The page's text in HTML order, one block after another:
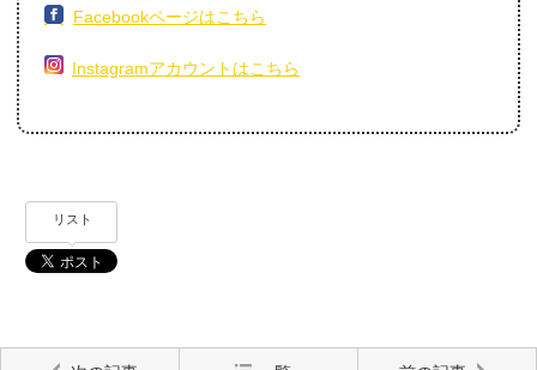
Facebookページはこちら
Instagramアカウントはこちら
リスト